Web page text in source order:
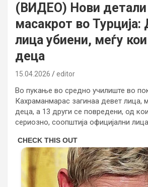
(ВИДЕО) Нови детали
масакрот во Турција:
лица убиени, меѓу
деца
15.04.2026 editor
Во пукање во средно училиште во
Кахраманмарас загинаа девет лица,
деца, а 13 други се повредени, од
сериозно, соопштија официјални